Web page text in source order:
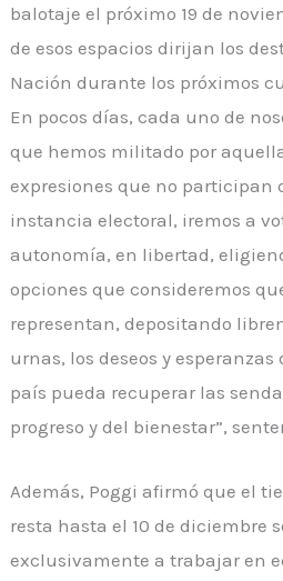
balotaje el próximo 19 de
de esos espacios dirijan los
Nación durante los próximos
En pocos días, cada uno de
que hemos militado por
expresiones que no participan
instancia electoral, iremos a
autonomía, en libertad,
opciones que consideremos
representan, depositando
urnas, los deseos y esperanzas
país pueda recuperar las
progreso y del bienestar”,
Además, Poggi afirmó que el
resta hasta el 10 de diciembre
exclusivamente a trabajar en